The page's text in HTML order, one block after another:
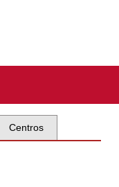
Centros